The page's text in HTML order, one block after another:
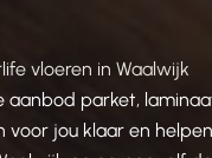
vloeren in Waalwijk
aanbod parket,
voor jou klaar en